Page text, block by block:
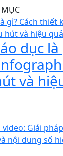
MỤC
dục là
và